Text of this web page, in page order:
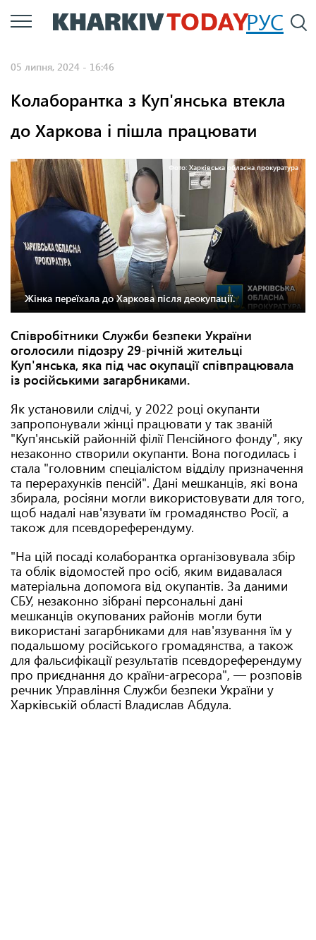
Перейти
до
РУС
05 липня, 2024 - 16:46
Колаборантка з Куп'янська втекла
до Харкова і пішла працювати
Фото: Харківська обласна прокуратура
Жінка переїхала до Харкова після деокупації.
Співробітники Служби безпеки України
оголосили підозру 29-річній жительці
Куп'янська, яка під час окупації співпрацювала
із російськими загарбниками.
Як установили слідчі, у 2022 році окупанти
запропонували жінці працювати у так званій
"Куп'янській районній філії Пенсійного фонду", яку
незаконно створили окупанти. Вона погодилась і
стала "головним спеціалістом відділу призначення
та перерахунків пенсій". Дані мешканців, які вона
збирала, росіяни могли використовувати для того,
щоб надалі нав'язувати їм громадянство Росії, а
також для псевдореферендуму.
"На цій посаді колаборантка організовувала збір
та облік відомостей про осіб, яким видавалася
матеріальна допомога від окупантів. За даними
СБУ, незаконно зібрані персональні дані
мешканців окупованих районів могли бути
використані загарбниками для нав'язування їм у
подальшому російського громадянства, а також
для фальсифікації результатів псевдореферендуму
про приєднання до країни-агресора", — розповів
речник Управління Служби безпеки України у
Харківській області Владислав Абдула.